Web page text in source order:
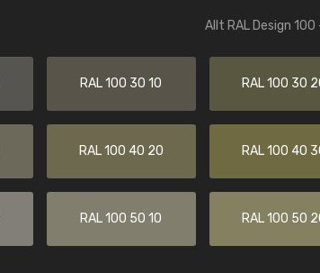
Allt RAL Design 100
RAL 100 30 10 RAL 100 30
RAL 100 40 20 RAL 100 40
RAL 100 50 10 RAL 100 50